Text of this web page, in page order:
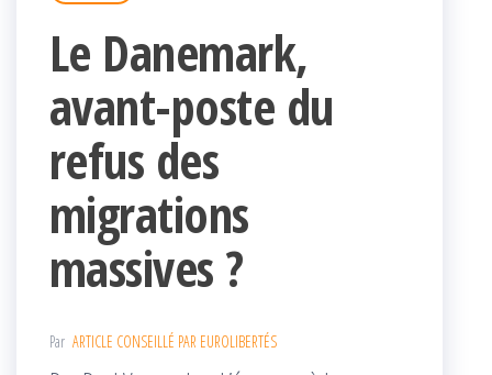
Le Danemark,
avant-poste du
refus des
migrations
massives ?
Par ARTICLE CONSEILLÉ PAR EUROLIBERTÉS